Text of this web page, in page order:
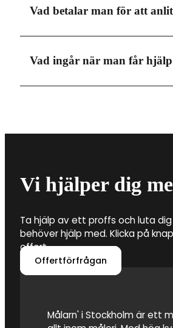
Måleri i Blackeberg erbjuder
typer av tjänster. Detta är
det kan däremot vara värt att
Vad betalar man för att
Den totala kostnaden för att
000-4 000 kronor. Men
materialkostnader. Det är
Vad ingår när man får
hjälp med vilken färg som ska
Vi hjälper dig
Ta hjälp av ett proffs och luta
behöver hjälp med. Klicka på
offert.
Offertförfrågan
Målarn' i Stockholm är ett